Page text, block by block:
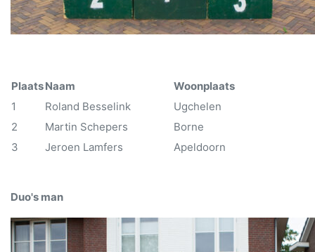
PlaatsNaam
Woonplaats
1
Roland Besselink
Ugchelen
2
Martin Schepers
Borne
3
Jeroen Lamfers Apeldoorn
Duo's man